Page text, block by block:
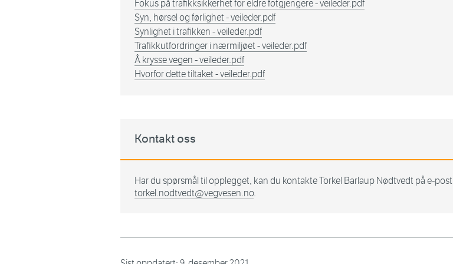
Fokus på trafikksikkerhet for eldre fotgjengere - veileder.pdf
Syn, hørsel og førlighet - veileder.pdf
Synlighet i trafikken - veileder.pdf
Trafikkutfordringer i nærmiljøet - veileder.pdf
Å krysse vegen - veileder.pdf
Hvorfor dette tiltaket - veileder.pdf
Kontakt oss
Har du spørsmål til opplegget, kan du kontakte Torkel Barlaup Nødtvedt på e-post
torkel.nodtvedt@vegvesen.no.